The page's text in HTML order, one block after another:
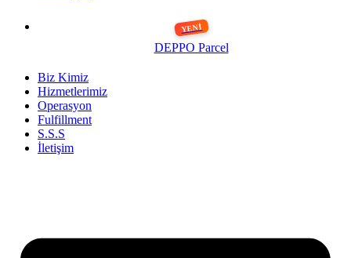
DEPPO Parcel
Biz Kimiz
Hizmetlerimiz
Operasyon
Fulfillment
S.S.S
İletişim